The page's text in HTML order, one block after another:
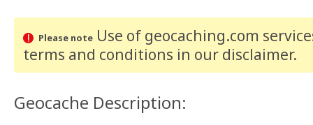
Please noteUse of geocaching.com
terms and conditions in our disclaimer.
Geocache Description: